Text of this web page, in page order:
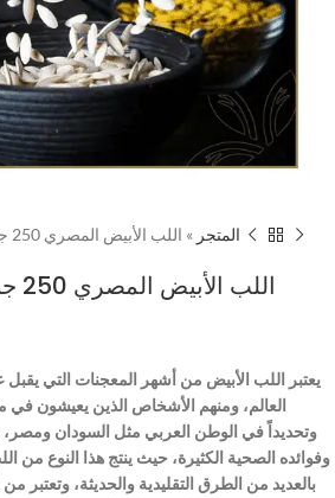
المتجر » اللب الأبيض المصري 250 جم – محمصة العروبة
اللب الأبيض المصري 250 جم – محمصة العروبة
يعتبر اللب الأبيض من أشهر المعجنات التي
العالم، ومنهم الأشخاص الذين يعيشون في
وتحديداً في الوطن العربي مثل السودان ومصر،
وفوائده الصحية الكثيرة، حيث ينتج هذا النوع من
بالعديد من الطرق التقليدية والحديثة، وتعتبر